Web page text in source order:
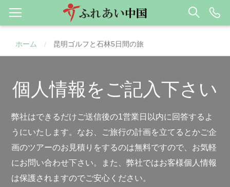
ホーム / 昆明ゴルフと石林5日間の旅
個人情報をご記入下さい
弊社はできるだけご送信後の1営業日以内に回答するよ
うにいたします。なお、ご旅行の計画を立てるとかご企
画のツアーのお見積りをするのは無料ですので、お気軽
にお問い合わせ下さい。また、弊社ではお客様個人情報
は保護されますのでご安心ください。